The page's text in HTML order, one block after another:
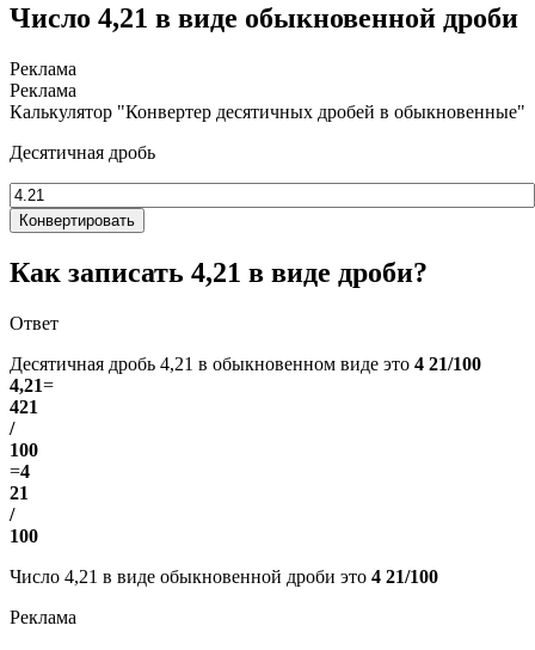
Число 4,21 в виде обыкновенной дроби
Калькулятор "Конвертер десятичных дробей в обыкновенные"
Десятичная дробь
Конвертировать
Как записать 4,21 в виде дроби?
Ответ
Десятичная дробь 4,21 в обыкновенном виде это 4 21/100
4,21=
421
/
100
=4
21
/
100
Число 4,21 в виде обыкновенной дроби это 4 21/100